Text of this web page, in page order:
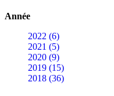
Année
2022 (6)
2021 (5)
2020 (9)
2019 (15)
2018 (36)